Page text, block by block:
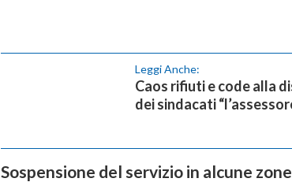
Leggi Anche:
Caos rifiuti e code alla
dei sindacati
Sospensione del servizio in alcune zone